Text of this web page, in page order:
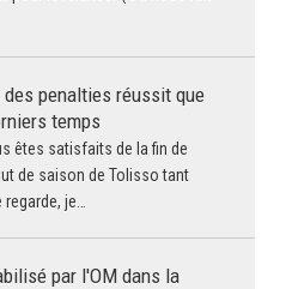
des penalties réussit que
temps
êtes satisfaits de la fin de
de saison de Tolisso tant
je…
par l'OM dans la